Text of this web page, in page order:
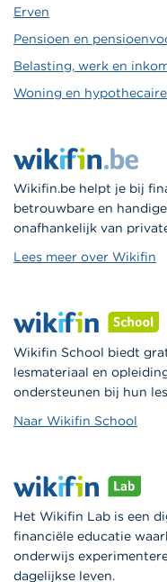
Erven
Pensioen en
Belasting, werk en
Woning en
Wikifin.be helpt je bij
betrouwbare en
onafhankelijk van
Lees meer over Wikifin
Wikifin School biedt
lesmateriaal en
ondersteunen bij hun
Naar Wikifin School
Het Wikifin Lab is een
financiële educatie
onderwijs
dagelijkse leven.